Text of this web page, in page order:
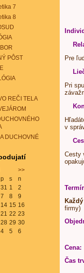
7
8
PÔST
REČI TELA
DUCHOVNÉ
>>
p s
n
31 1
2
7 8
9
14 15 16
21 22 23
28 29 30
4 5 6
Pre
Pri
v
Cesty
firmy)
Cena:
Čas